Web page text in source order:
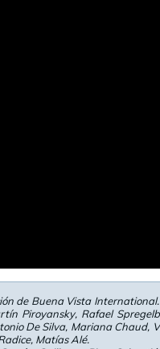
de Buena Vista International.
Piroyansky, Rafael
De Silva, Mariana Chaud,
Matías Alé.